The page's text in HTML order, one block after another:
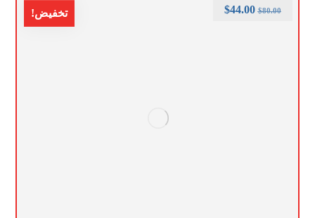
تخفيض! $80.00
$44.00